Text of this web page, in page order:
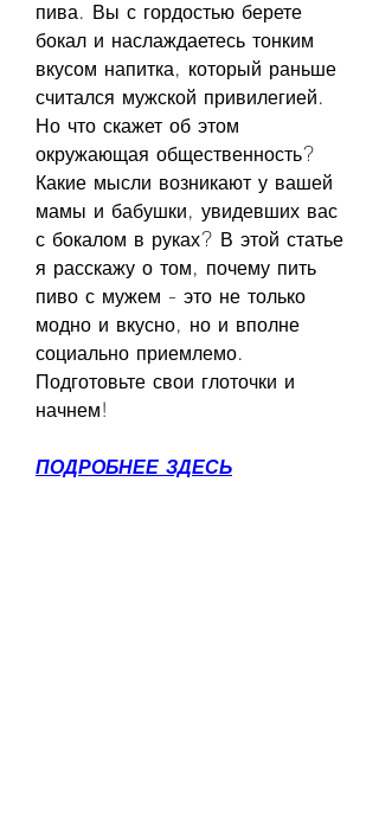
пива. Вы с гордостью берете
бокал и наслаждаетесь тонким
вкусом напитка, который раньше
считался мужской привилегией.
Но что скажет об этом
окружающая общественность?
Какие мысли возникают у вашей
мамы и бабушки, увидевших вас
с бокалом в руках? В этой статье
я расскажу о том, почему пить
пиво с мужем - это не только
модно и вкусно, но и вполне
социально приемлемо.
Подготовьте свои глоточки и
начнем!
ПОДРОБНЕЕ ЗДЕСЬ